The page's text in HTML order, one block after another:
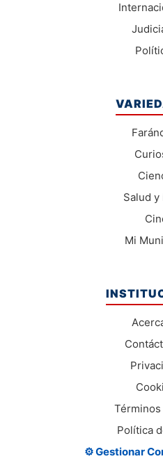
Salud y
Mi
Términos
Política
⚙️ Gestionar